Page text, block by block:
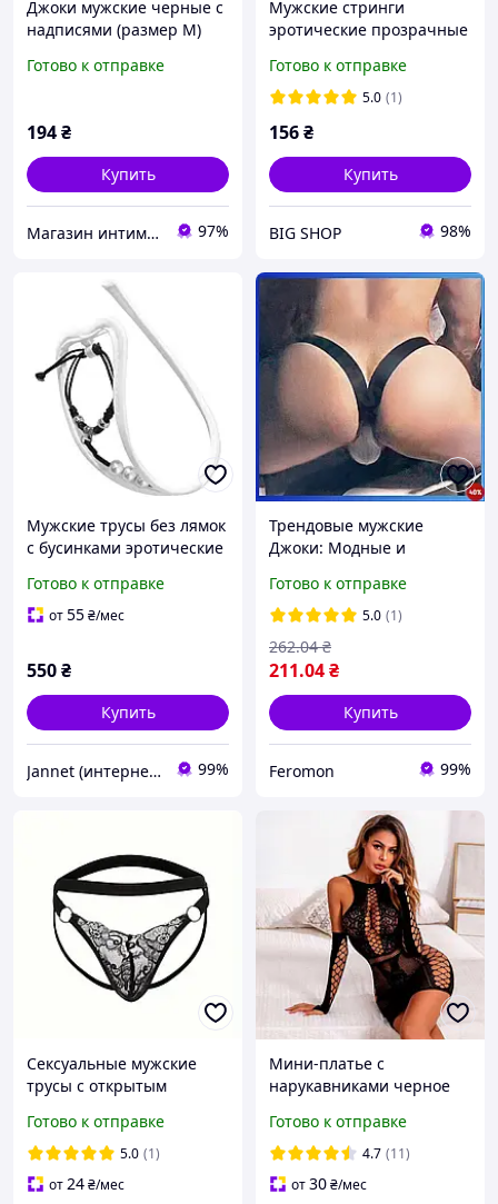
Джоки мужские черные с
надписями (размер M)
Готово к отправке
194₴
Купить
Магазин интимных товаров "WeLove" 97%
Мужские стринги
эротические прозрачные
красные, белье мужское
эротическое
Готово к отправке
5.0 (1)
156₴
Купить
BIG SHOP 98%
Мужские трусы без лямок
с бусинками эротические
Готово к отправке
от55₴/мес
550₴
Купить
Jannet (интернет-магазин) 99%
Трендовые мужские
Джоки: Модные и
200-514 ) POINTSHOPS
Готово к отправке
5.0 (1)
211.04₴
262.04 ₴
Купить
Feromon 99%
Сексуальные мужские
трусы с открытым
универсальный
Готово к отправке
5.0 (1)
от24₴/мес
Мини-платье с
нарукавниками черное
XS S M L эротическое
белье женское
Готово к отправке
4.7 (11)
от30₴/мес